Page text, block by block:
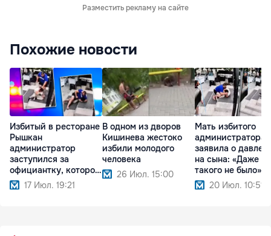
Разместить рекламу на сайте
Похожие новости
Избитый в ресторане
Рышкан
администратор
заступился за
официантку, которой
угрожали
17 Июл. 19:21
В одном из дворов
Кишинева жестоко
избили молодого
человека
26 Июл. 15:00
Мать избитого
администратора
заявила о
на сына: «Даже в
такого не было»
20 Июл. 10:51